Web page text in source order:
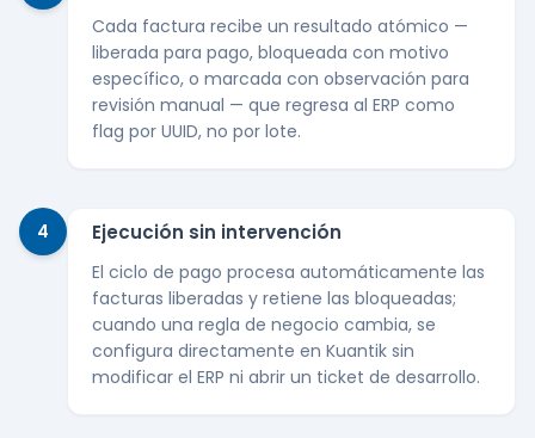
Cada factura recibe un resultado atómico —
liberada para pago, bloqueada con motivo
específico, o marcada con observación para
revisión manual — que regresa al ERP como
flag por UUID, no por lote.
4 Ejecución sin intervención
El ciclo de pago procesa automáticamente las
facturas liberadas y retiene las bloqueadas;
cuando una regla de negocio cambia, se
configura directamente en Kuantik sin
modificar el ERP ni abrir un ticket de desarrollo.